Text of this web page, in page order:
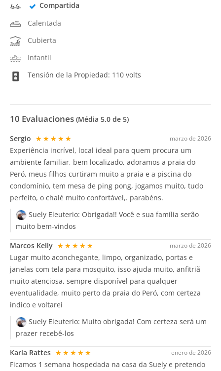
Compartida
Calentada
Cubierta
Infantil
Tensión de la Propiedad: 110 volts
10 Evaluaciones (Média 5.0 de 5)
marzo de 2026
Sergio ★★★★★
Experiência incrível, local ideal para quem procura um
ambiente familiar, bem localizado, adoramos a praia do
Peró, meus filhos curtiram muito a praia e a piscina do
condomínio, tem mesa de ping pong, jogamos muito, tudo
perfeito, o chalé muito confortável,. parabéns.
Suely Eleuterio: Obrigada!! Você e sua família serão
muito bem-vindos
marzo de 2026
Marcos Kelly ★★★★★
Lugar muito aconchegante, limpo, organizado, portas e
janelas com tela para mosquito, isso ajuda muito, anfitriã
muito atenciosa, sempre disponível para qualquer
eventualidade, muito perto da praia do Peró, com certeza
indico e voltarei
Suely Eleuterio: Muito obrigada! Com certeza será um
prazer recebê-los
enero de 2026
Karla Rattes ★★★★★
Ficamos 1 semana hospedada na casa da Suely e pretendo